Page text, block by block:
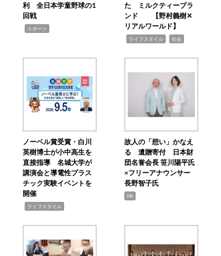
利 全日本学童野球の1
回戦
スポーツ
た ミルクティーブラ
ンド 【野村義樹✕
リアルワールド】
ライフスタイル 社会
ノーベル賞受賞・白川
英樹博士が小中高生を
直接指導 名城大学が
講演会と導電性プラス
チック実験イベントを
開催
ライフスタイル
故人の「想い」かなえ
る 遺贈寄付 日本財
団名誉会長 笹川陽平氏
×フリーアナウンサー
長野智子氏
PR